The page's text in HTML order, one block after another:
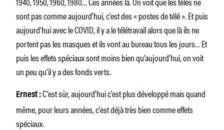
sont pas comme aujourd’hui, c’est des « postes de télé ». Et puis
aujourd’hui avec le COVID, il y a le télétravail alors que là ils ne
portent pas les masques et ils vont au bureau tous les jours… Et
puis les effets spéciaux sont moins bien qu’aujourd’hui, on voit
un peu qu’il y a des fonds verts.
Ernest :C’est sûr, aujourd’hui c’est plus développé mais quand
même, pour leurs années, c’est déjà très bien comme effets
spéciaux.